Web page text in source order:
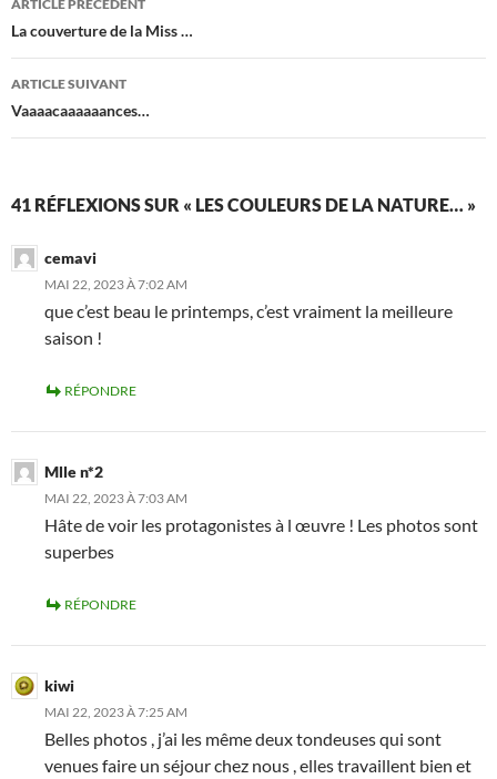
des
articles
ARTICLE PRÉCÉDENT
La couverture de la Miss …
ARTICLE SUIVANT
Vaaaacaaaaaances…
41 RÉFLEXIONS SUR « LES COULEURS DE LA NATURE… »
cemavi
MAI 22, 2023 À 7:02 AM
que c’est beau le printemps, c’est vraiment la meilleure
saison !
RÉPONDRE
Mlle n*2
MAI 22, 2023 À 7:03 AM
Hâte de voir les protagonistes à l œuvre ! Les photos sont
superbes
RÉPONDRE
kiwi
MAI 22, 2023 À 7:25 AM
Belles photos , j’ai les même deux tondeuses qui sont
venues faire un séjour chez nous , elles travaillent bien et